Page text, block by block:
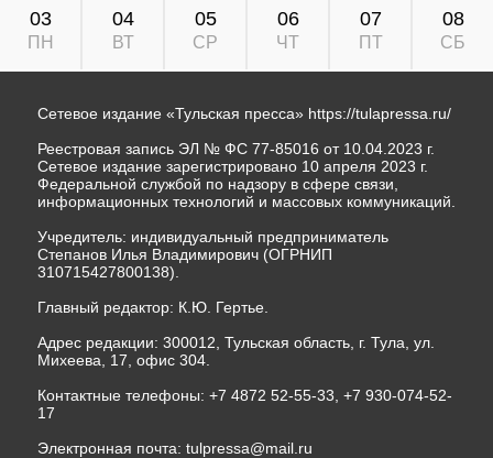
03
ПН
04
ВТ
05
СР
06
ЧТ
07
ПТ
08
СБ
Сетевое издание «Тульская пресса» https://tulapressa.ru/
Реестровая запись ЭЛ № ФС 77-85016 от 10.04.2023 г.
Сетевое издание зарегистрировано 10 апреля 2023 г.
Федеральной службой по надзору в сфере связи,
информационных технологий и массовых коммуникаций.
Учредитель: индивидуальный предприниматель
Степанов Илья Владимирович (ОГРНИП
310715427800138).
Главный редактор: К.Ю. Гертье.
Адрес редакции: 300012, Тульская область, г. Тула, ул.
Михеева, 17, офис 304.
Контактные телефоны: +7 4872 52-55-33, +7 930-074-52-
17
Электронная почта: tulpressa@mail.ru